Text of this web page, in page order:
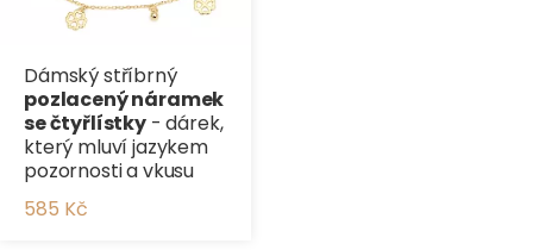
Dámský stříbrný
pozlacený náramek
se čtyřlístky- dárek,
který mluví jazykem
pozornosti a vkusu
585 Kč